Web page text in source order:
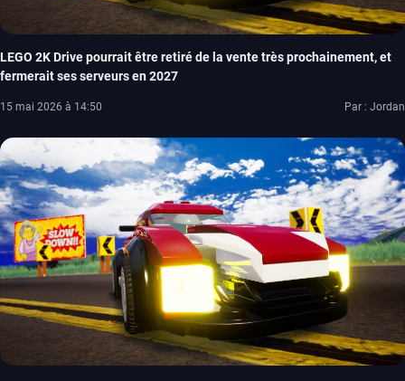
LEGO 2K Drive pourrait être retiré de la vente très prochainement, et
fermerait ses serveurs en 2027
15 mai 2026 à 14:50 Par : Jordan